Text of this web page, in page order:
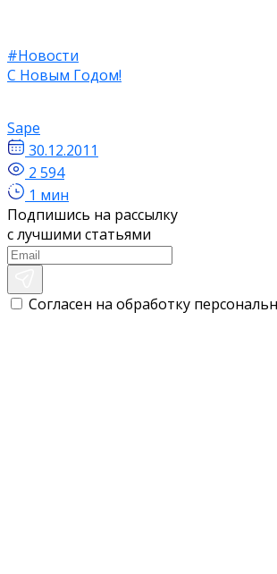
#Новости
С Новым Годом!
Sape
30.12.2011
2 594
1 мин
Подпишись на рассылку
с лучшими статьями
Согласен на обработку